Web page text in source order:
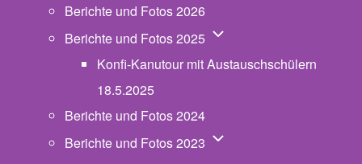
Berichte und Fotos 2026
Berichte und Fotos 2025 Unternavigation von
Konfi-Kanutour mit Austauschschülern
18.5.2025
Berichte und Fotos 2024
Berichte und Fotos 2023 Unternavigation von